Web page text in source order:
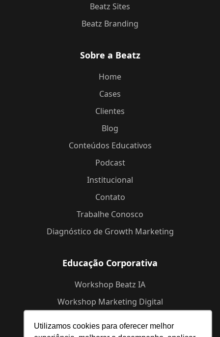
Utilizamos cookies para oferecer melhor
Beatz Sites
Beatz Branding
Sobre a Beatz
Home
Cases
Clientes
Blog
Conteúdos Educativos
Podcast
Institucional
Contato
Trabalhe Conosco
Diagnóstico de Growth Marketing
Educação Corporativa
Workshop Beatz IA
Workshop Marketing Digital